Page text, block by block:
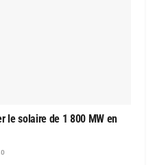
le solaire de 1 800 MW en
0